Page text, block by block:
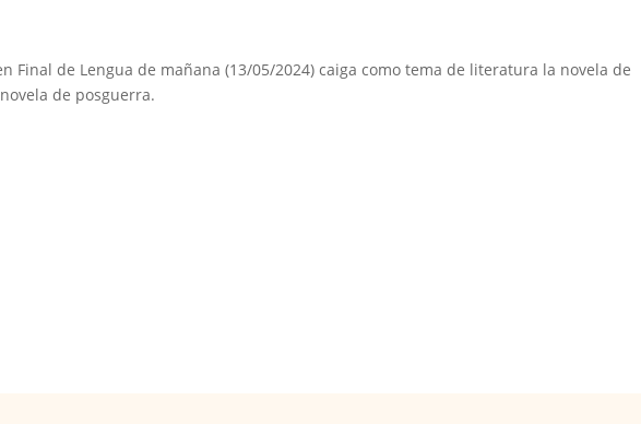
Final de Lengua de mañana (13/05/2024) caiga como tema de literatura la novela de
de posguerra.